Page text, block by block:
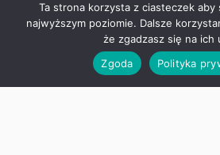
„Angielski jest
Ogólnopolski
W mijającym roku
klasy I – IV wzięli
Ta strona korzysta z ciasteczek aby
najwyższym poziomie. Dalsze
że zgadzasz się na ich
Zgoda
Polityka